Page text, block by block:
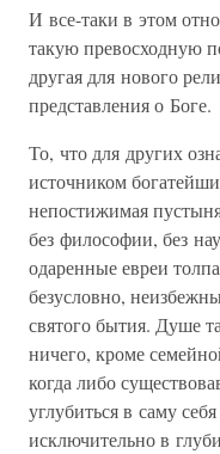
И все-таки в этом
такую превосходную
другая для нового
представления о Боге.
То, что для других
источником
непостижимая
без философии, без
одаренные евреи
безусловно,
святого бытия. Душе
ничего, кроме
когда либо
углубиться в саму
исключительно в